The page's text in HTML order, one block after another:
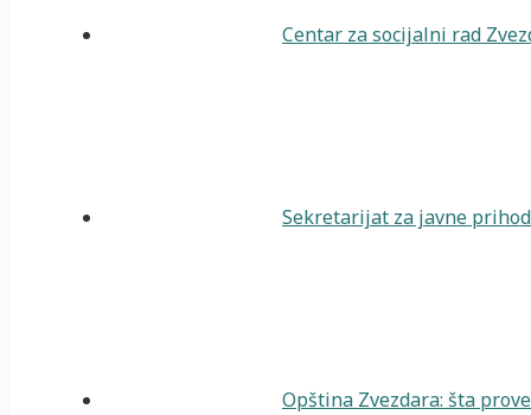
Centar za socijalni rad
Sekretarijat za javne
Opština Zvezdara: šta